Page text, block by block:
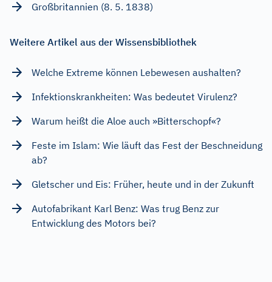
Großbritannien (8. 5. 1838)
Weitere Artikel aus der Wissensbibliothek
Welche Extreme können Lebewesen aushalten?
Infektionskrankheiten: Was bedeutet Virulenz?
Warum heißt die Aloe auch »Bitterschopf«?
Feste im Islam: Wie läuft das Fest der Beschneidung
ab?
Gletscher und Eis: Früher, heute und in der Zukunft
Autofabrikant Karl Benz: Was trug Benz zur
Entwicklung des Motors bei?